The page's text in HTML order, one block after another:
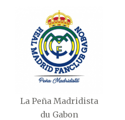
La Peña Madridista
du Gabon